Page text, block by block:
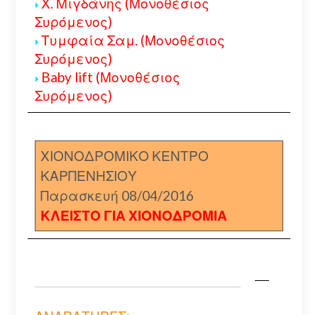
Χ. Μιγδάνης (Μονοθέσιος
Συρόμενος)
Τυμφαία Σαμ. (Μονοθέσιος
Συρόμενος)
Baby lift (Μονοθέσιος
Συρόμενος)
ΧΙΟΝΟΔΡΟΜΙΚΟ ΚΕΝΤΡΟ
ΚΑΡΠΕΝΗΣΙΟΥ
Παρασκευή 08/04/2016
ΚΛΕΙΣΤΟ ΓΙΑ ΧΙΟΝΟΔΡΟΜΙΑ